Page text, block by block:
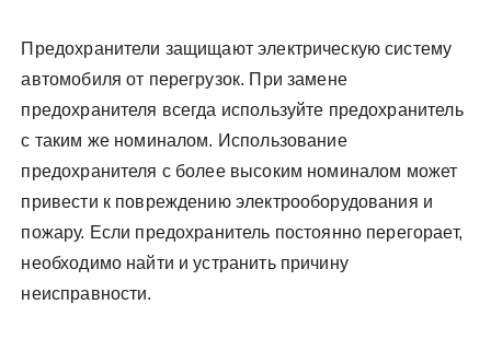
Предохранители защищают электрическую систему
автомобиля от перегрузок. При замене
предохранителя всегда используйте предохранитель
с таким же номиналом. Использование
предохранителя с более высоким номиналом может
привести к повреждению электрооборудования и
пожару. Если предохранитель постоянно перегорает,
необходимо найти и устранить причину
неисправности.